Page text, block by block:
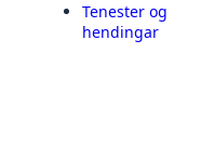
Tenester og
hendingar